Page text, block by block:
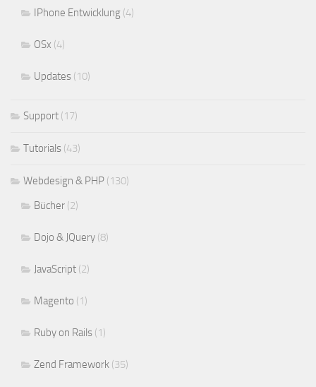
IPhone Entwicklung (4)
OSx (4)
Updates (10)
Support (17)
Tutorials (43)
Webdesign & PHP (130)
Bücher (2)
Dojo & JQuery (8)
JavaScript (2)
Magento (1)
Ruby on Rails (1)
Zend Framework (35)